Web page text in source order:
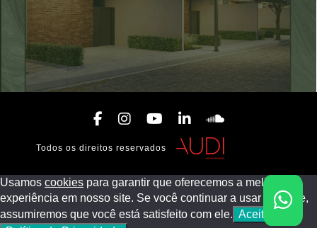
Todos os direitos reservados
Usamos cookies para garantir que oferecemos a melhor
experiência em nosso site. Se você continuar a usar este site,
assumiremos que você está satisfeito com ele. Aceitar